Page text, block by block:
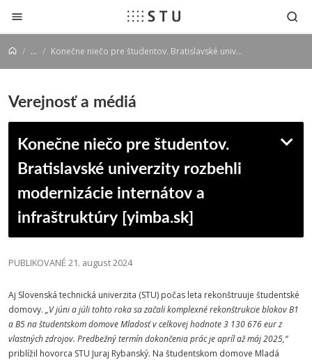
Prejsť na obsah
... Konečne niečo pre študentov. Bratislavské univerzity rozbehli modernizácie internátov a infraštruktúry [yimba.sk]
Verejnosť a médiá
Konečne niečo pre študentov.
Bratislavské univerzity rozbehli
modernizácie internátov a
infraštruktúry [yimba.sk]
PUBLIKOVANÉ 21. august 2024
Aj Slovenská technická univerzita (STU) počas leta rekonštruuje študentské
domovy. „V júni a júli tohto roka sa začali komplexné rekonštrukcie blokov B1
a B5 na študentskom domove Mladosť v celkovej hodnote 3 130 676 eur z
vlastných zdrojov. Predbežný termín dokončenia prác je apríl až máj 2025,“
priblížil hovorca STU Juraj Rybanský. Na študentskom domove Mladá